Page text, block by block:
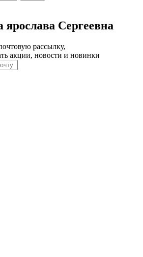
ярослава Сергеевна
рассылку,
акции, новости и новинки